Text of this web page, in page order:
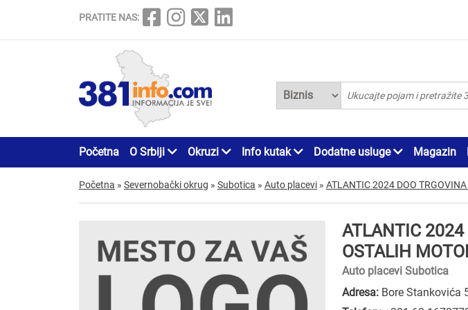
PRATITE NAS:
Početna O Srbiji Okruzi Info kutak Dodatne usluge Magazin
Početna » Severnobački okrug » Subotica » Auto placevi » ATLANTIC 2024 DOO
ATLANTIC 2024
OSTALIH
Auto placevi Subotica
Adresa: Bore Stankovića